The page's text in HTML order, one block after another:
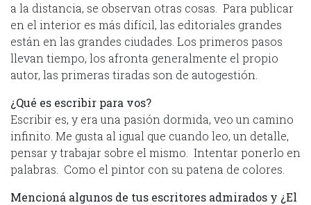
a la distancia, se observan otras cosas. Para publicar
en el interior es más difícil, las editoriales grandes
están en las grandes ciudades. Los primeros pasos
llevan tiempo, los afronta generalmente el propio
autor, las primeras tiradas son de autogestión.
¿Qué es escribir para vos?
Escribir es, y era una pasión dormida, veo un camino
infinito. Me gusta al igual que cuando leo, un detalle,
pensar y trabajar sobre el mismo. Intentar ponerlo en
palabras. Como el pintor con su patena de colores.
Mencioná algunos de tus escritores admirados y ¿El